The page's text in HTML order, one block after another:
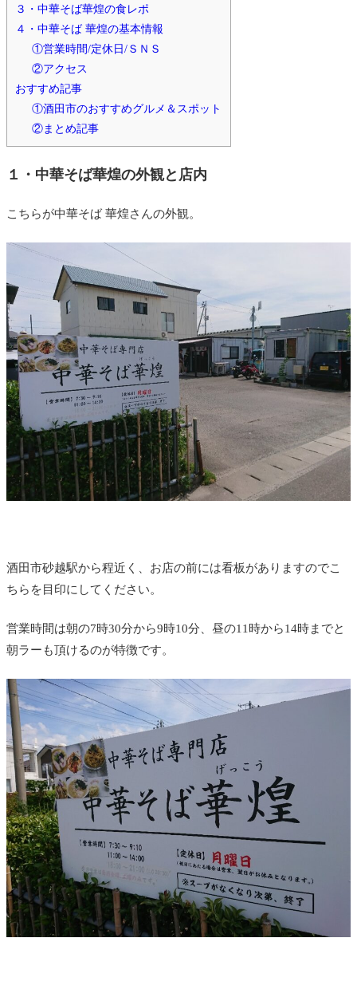
３・中華そば華煌の食レポ
４・中華そば 華煌の基本情報
①営業時間/定休日/ＳＮＳ
②アクセス
おすすめ記事
①酒田市のおすすめグルメ＆スポット
②まとめ記事
１・中華そば華煌の外観と店内
こちらが中華そば 華煌さんの外観。
酒田市砂越駅から程近く、お店の前には看板がありますのでこ
ちらを目印にしてください。
営業時間は朝の7時30分から9時10分、昼の11時から14時までと
朝ラーも頂けるのが特徴です。